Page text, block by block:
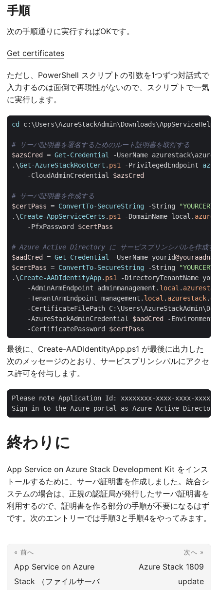
手順
次の手順通りに実行すればOKです。
Get certificates
ただし、PowerShell スクリプトの引数を1つずつ対話式で
入力するのは面倒で再現性がないので、スクリプトで一気
に実行します。
cd c: \Users\AzureStackAdmin\Downloads\
# サーバ証明書を署名するためのルート証明書を取得する
$azsCred
= Get-Credential -UserName azurestack\
.\Get-AzureStackRootCert . ps1 -PrivilegedEndpoint
-CloudAdminCredential
$azsCred
# サーバ証明書を作成する
$certPass = ConvertTo-SecureString -String
.\Create-AppServiceCerts . ps1 -DomainName local .
-PfxPassword
$certPass
# Azure Active Directory に サービスプリンシパルを作成す
$aadCred
= Get-Credential -UserName yourid
$certPass = ConvertTo-SecureString -String
.\Create-AADIdentityApp. ps1 -DirectoryTenantName
-AdminArmEndpoint
adminmanagement . local .
-TenantArmEndpoint management . local . azurestack.
-CertificateFilePath C: \Users\AzureStackAdmin\
-AzureStackAdminCredential
$aadCred
-Environment
-CertificatePassword
$certPass
最後に、Create-AADIdentityApp.ps1 が最後に出力した
次のメッセージのとおり、サービスプリンシパルにアクセ
ス許可を付与します。
Sign in to the Azure portal as Azure Active
終わりに
App Service on Azure Stack Development Kit をインス
トールするために、サーバ証明書を作成しました。統合シ
ステムの場合は、正規の認証局が発行したサーバ証明書を
利用するので、証明書を作る部分の手順が不要になるはず
です。次のエントリーでは手順3と手順4をやってみます。
« 前へ
App Service on Azure
Stack （ファイルサーバ
次へ »
Azure Stack 1809
update